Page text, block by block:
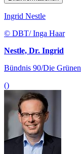
Ingrid Nestle
© DBT/ Inga Haar
Nestle, Dr. Ingrid
Bündnis 90/Die Grünen
()